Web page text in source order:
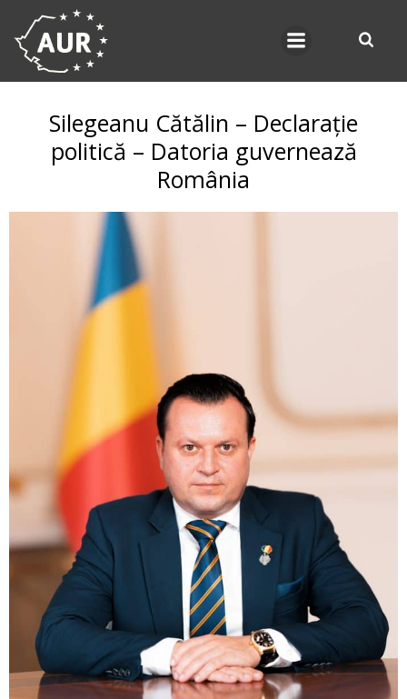
Silegeanu Cătălin – Declarație
politică – Datoria guvernează
România